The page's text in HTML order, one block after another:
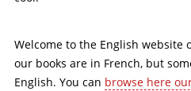
Welcome to the English website
our books are in French, but
English. You can browse here